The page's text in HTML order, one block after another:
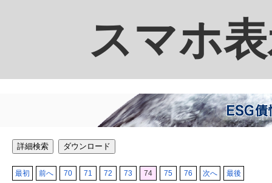
スマホ
詳細検索 ダウンロード
最初 前へ 70 71 72 73 74 75 76 次へ 最後